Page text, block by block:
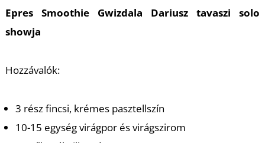
Epres Smoothie Gwizdala Dariusz tavaszi solo
showja
Hozzávalók:
3 rész fincsi, krémes pasztellszín
10-15 egység virágpor és virágszirom